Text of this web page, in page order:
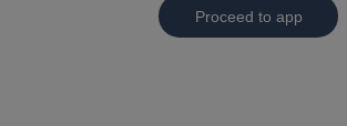
Proceed to app